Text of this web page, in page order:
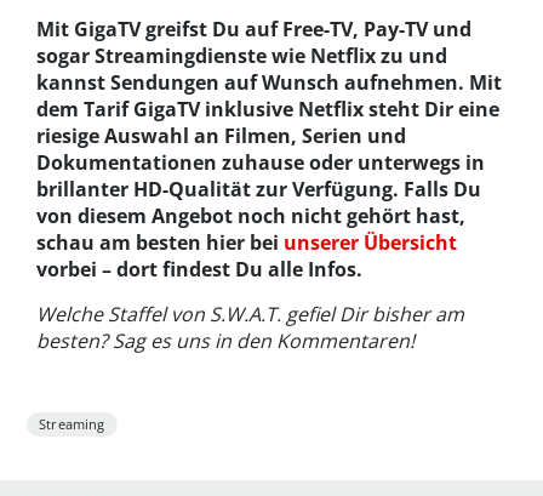
Mit GigaTV greifst Du auf Free-TV, Pay-TV und
sogar Streamingdienste wie Netflix zu und
kannst Sendungen auf Wunsch aufnehmen. Mit
dem Tarif GigaTV inklusive Netflix steht Dir eine
riesige Auswahl an Filmen, Serien und
Dokumentationen zuhause oder unterwegs in
brillanter HD-Qualität zur Verfügung. Falls Du
von diesem Angebot noch nicht gehört hast,
schau am besten hier bei unserer Übersicht
vorbei – dort findest Du alle Infos.
Welche Staffel von S.W.A.T. gefiel Dir bisher am
besten? Sag es uns in den Kommentaren!
Streaming